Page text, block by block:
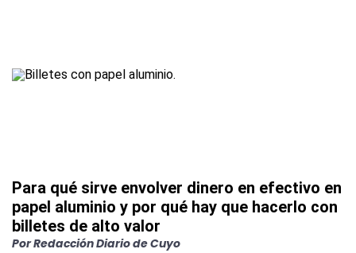
Para qué sirve envolver dinero en efectivo en
papel aluminio y por qué hay que hacerlo con
billetes de alto valor
PorRedacción Diario de Cuyo